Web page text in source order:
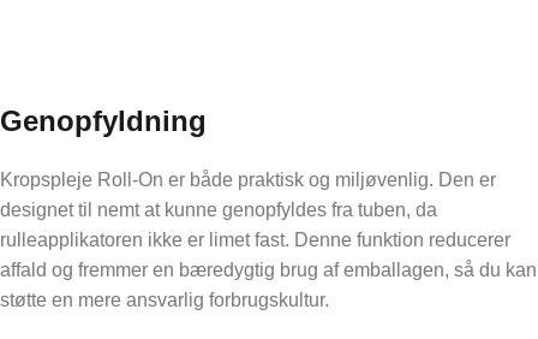
Genopfyldning
Kropspleje Roll-On er både praktisk og miljøvenlig. Den er
designet til nemt at kunne genopfyldes fra tuben, da
rulleapplikatoren ikke er limet fast. Denne funktion reducerer
affald og fremmer en bæredygtig brug af emballagen, så du kan
støtte en mere ansvarlig forbrugskultur.